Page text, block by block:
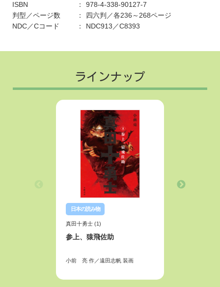
ISBN
978-4-338-90127-7
判型／ページ数
四六判／各236～268ページ
NDC／Cコード
NDC913／C8393
ラインナップ
日本の読み物
真田十勇士 (1)
参上、猿飛佐助
小前 亮 作／遠田志帆 装画